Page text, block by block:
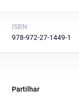
ISBN
978-972-27-1449-1
Partilhar